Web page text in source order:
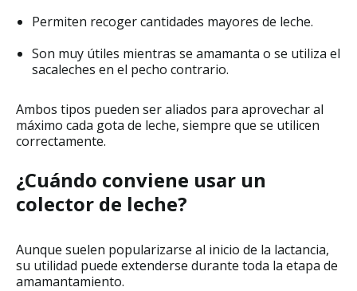
Permiten recoger cantidades mayores de leche.
Son muy útiles mientras se amamanta o se utiliza el
sacaleches en el pecho contrario.
Ambos tipos pueden ser aliados para aprovechar al
máximo cada gota de leche, siempre que se utilicen
correctamente.
¿Cuándo conviene usar un
colector de leche?
Aunque suelen popularizarse al inicio de la lactancia,
su utilidad puede extenderse durante toda la etapa de
amamantamiento.